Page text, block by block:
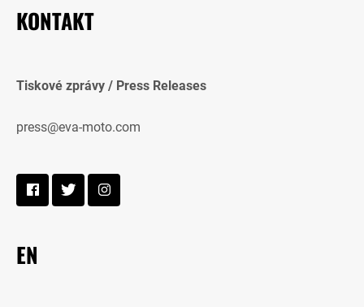
KONTAKT
Tiskové zprávy / Press Releases
press@eva-moto.com
EN